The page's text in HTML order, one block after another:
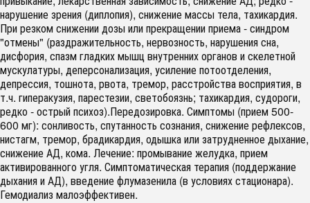
нарушение зрения (диплопия), снижение массы тела, тахикардия.
При резком снижении дозы или прекращении приема - синдром
"отмены" (раздражительность, нервозность, нарушения сна,
дисфория, спазм гладких мышц внутренних органов и скелетной
мускулатуры, деперсонализация, усиление потоотделения,
депрессия, тошнота, рвота, тремор, расстройства восприятия, в
т.ч. гиперакузия, парестезии, светобоязнь; тахикардия, судороги,
редко - острый психоз).Передозировка. Симптомы (прием 500-
600 мг): сонливость, спутанность сознания, снижение рефлексов,
нистагм, тремор, брадикардия, одышка или затрудненное дыхание,
снижение АД, кома. Лечение: промывание желудка, прием
активированного угля. Симптоматическая терапия (поддержание
дыхания и АД), введение флумазенила (в условиях стационара).
Гемодиализ малоэффективен.